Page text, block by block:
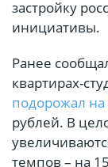
застройку
инициативы.
Ранее
квартирах-
подорожал на
рублей. В
темпов – на